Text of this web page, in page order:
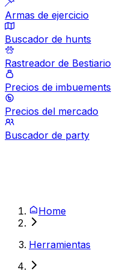
Armas de ejercicio
Buscador de hunts
Rastreador de Bestiario
Precios de imbuements
Precios del mercado
Buscador de party
Home
Herramientas